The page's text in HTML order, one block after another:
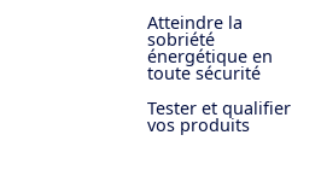
Atteindre la
sobriété
énergétique en
toute sécurité
Tester et qualifier
vos produits